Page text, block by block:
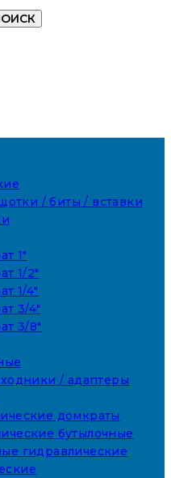
/ биты / вставки
1"
1/2"
1/4"
3/4"
3/8"
/ адаптеры
домкраты
бутылочные
гидравлические